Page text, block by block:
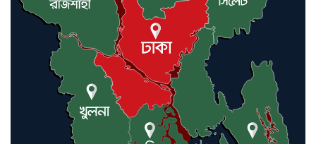
এবার চীনের দ্বারস্থ হলেন ডোনাল্ড
ট্রাম্প
ইরানে কঠোর হামলা অব্যাহত রাখতে
ট্রাম্পকে আহ্বান সৌদি আরবের